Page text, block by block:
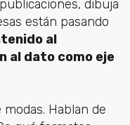
dibuja
están pasando
al
al dato como eje
Hablan de